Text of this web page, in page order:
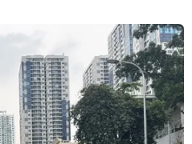
MỤC
thiện dự
Long Thành